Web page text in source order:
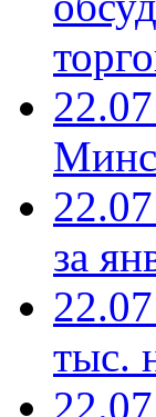
за
тыс.